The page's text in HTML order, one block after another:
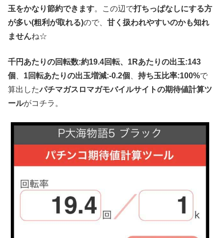
玉をかなり節約できます。この辺で打ちっぱなしにする方
が多い(粗利が取れる)ので、 甘く扱われやすいのかも知れ
ませんね☆
千円あたりの回転数:約19.4回転、1Rあたりの出玉:143
個
1回転あたりの出玉増減:-0.2個 持ち玉比率:100%で
算出したパチマガスロマガモバイルサイトの期待値計算ツ
ールがコチラ。